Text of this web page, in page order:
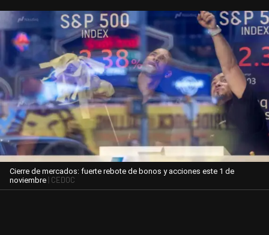
Cierre de mercados: fuerte rebote de bonos y acciones este 1 de
noviembre | CEDOC